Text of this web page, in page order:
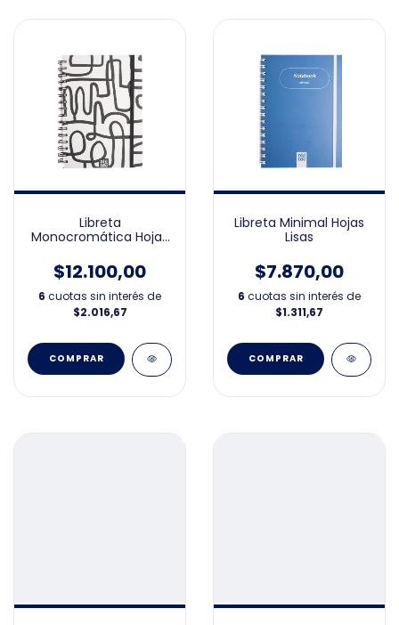
Libreta
Monocromática Hojas
$12.100,00
6 cuotas sin interés de
$2.016,67
Libreta Minimal Hojas
Lisas
$7.870,00
6 cuotas sin interés de
$1.311,67